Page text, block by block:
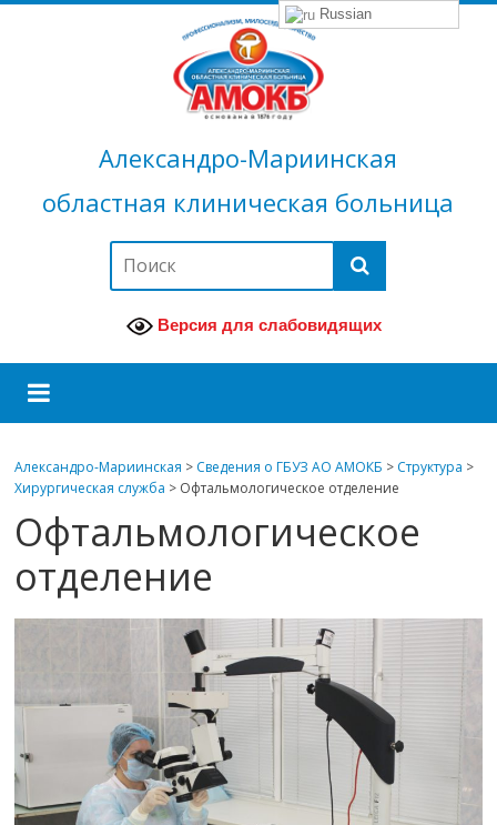
Александро-Мариинская
областная клиническая больница
Версия для слабовидящих
Александро-Мариинская > Сведения о ГБУЗ АО АМОКБ > Структура >
Хирургическая служба > Офтальмологическое отделение
Офтальмологическое
отделение
Russian